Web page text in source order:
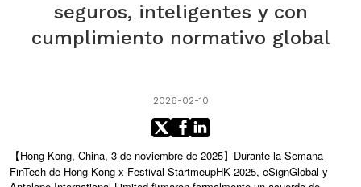
seguros, inteligentes y con
cumplimiento normativo global
2026-02-10
【Hong Kong, China, 3 de noviembre de 2025】Durante la Semana
FinTech de Hong Kong x Festival StartmeupHK 2025, eSignGlobal y